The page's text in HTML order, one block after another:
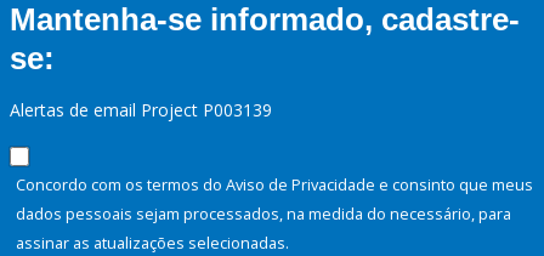
Mantenha-se informado, cadastre-
se:
Alertas de email Project P003139
Concordo com os termos do Aviso de Privacidade e consinto que meus
dados pessoais sejam processados, na medida do necessário, para
assinar as atualizações selecionadas.